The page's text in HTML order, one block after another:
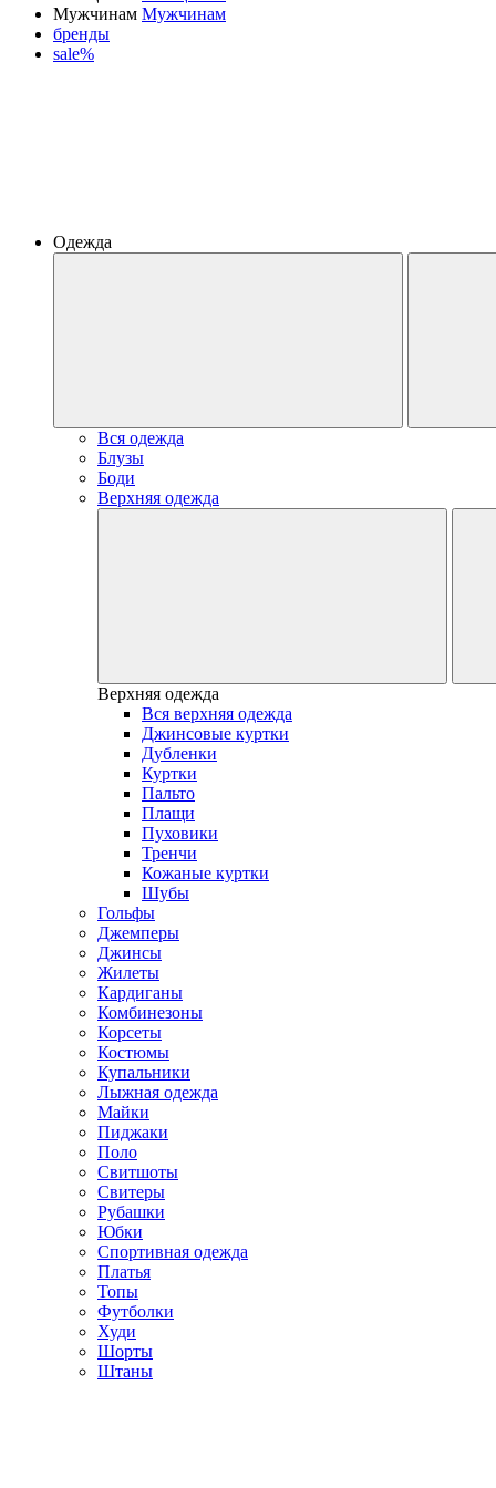
Мужчинам Мужчинам
бренды
sale%
Одежда
Вся одежда
Блузы
Боди
Верхняя одежда
Верхняя одежда
Вся верхняя одежда
Джинсовые куртки
Дубленки
Куртки
Пальто
Плащи
Пуховики
Тренчи
Кожаные куртки
Шубы
Гольфы
Джемперы
Джинсы
Жилеты
Кардиганы
Комбинезоны
Корсеты
Костюмы
Купальники
Лыжная одежда
Майки
Пиджаки
Поло
Свитшоты
Свитеры
Рубашки
Юбки
Спортивная одежда
Платья
Топы
Футболки
Худи
Шорты
Штаны